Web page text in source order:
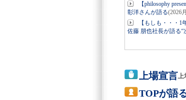
【philosophy
彰洋さんが語る(2026
【もしも・・・
佐藤 朋也社長が語る“
上場宣言上
TOPが語